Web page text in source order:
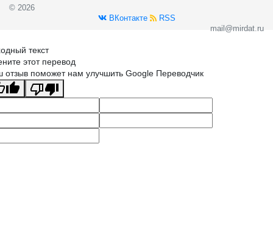
© 2026
ВКонтакте
RSS
mail@mirdat.ru
текст
этот перевод
отзыв поможет нам улучшить Google Переводчик